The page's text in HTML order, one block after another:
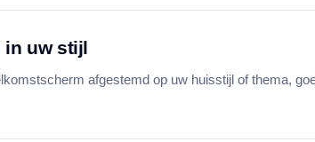
in uw stijl
afgestemd op uw huisstijl of thema,